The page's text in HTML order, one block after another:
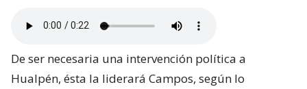
De ser necesaria una intervención política a
Hualpén, ésta la liderará Campos, según lo